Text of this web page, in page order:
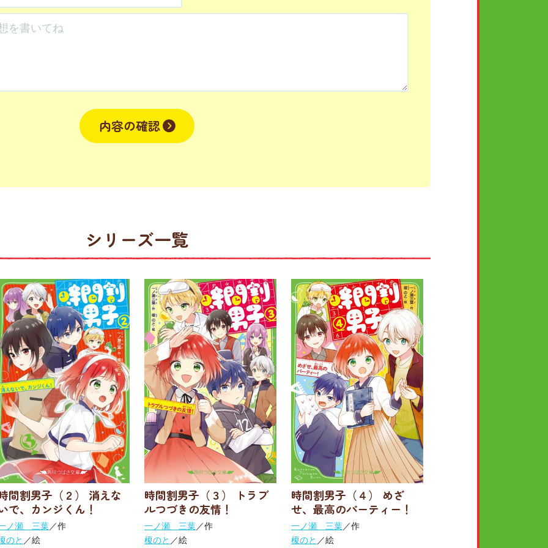
内容の確認
シリーズ一覧
間割男子（２） 消えな
で、カンジくん！
ノ瀬 三葉／作
のと ／絵
時間割男子（３） トラブ
ルつづきの友情！
一ノ瀬 三葉／作
榎のと ／絵
時間割男子（４） めざ
せ、最高のパーティー！
一ノ瀬 三葉／作
榎のと ／絵